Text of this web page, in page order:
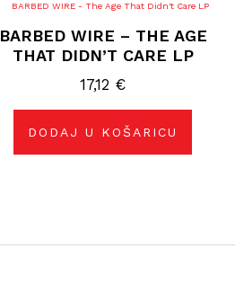
BARBED WIRE – THE AGE
THAT DIDN’T CARE LP
17,12 €
DODAJ U KOŠARICU